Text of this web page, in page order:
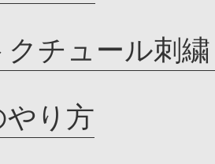
クチュール刺
やり方